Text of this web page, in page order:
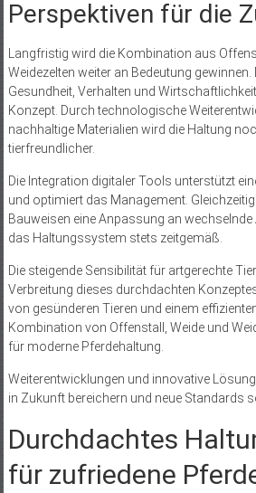
Perspektiven für die
Langfristig wird die Kombination aus
Weidezelten weiter an Bedeutung gewinnen.
Gesundheit, Verhalten und
Konzept. Durch technologische
nachhaltige Materialien wird die Haltung
tierfreundlicher.
Die Integration digitaler Tools unterstützt
und optimiert das Management.
Bauweisen eine Anpassung an
das Haltungssystem stets zeitgemäß.
Die steigende Sensibilität für artgerechte
Verbreitung dieses durchdachten
von gesünderen Tieren und einem
Kombination von Offenstall, Weide und
für moderne Pferdehaltung.
Weiterentwicklungen und innovative
in Zukunft bereichern und neue Standards
Durchdachtes
für zufriedene